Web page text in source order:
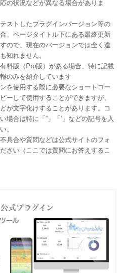
の状況などが異なる場合がありま
ストしたプラグインバージョン等の
、ページタイトル下にある最終更新
ので、現在のバージョンでは全く違
知れません。
料版（Pro版）がある場合、特に記載
のみを紹介しています
を使用する際に必要なショートコー
ーして使用することができますが、
が文字化けすることがあります。コ
場合は特に「”」「’」などの記号を入
。
具合や質問などは公式サイトのフォ
さい（ここでは質問にお答えするこ